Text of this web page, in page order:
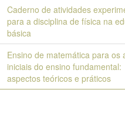
Caderno de atividades
para a disciplina de física na
básica
Ensino de matemática para os
iniciais do ensino fundamental:
aspectos teóricos e práticos